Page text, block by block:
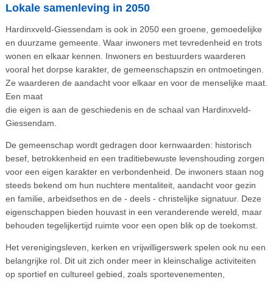
Lokale samenleving in 2050
Hardinxveld-Giessendam is ook in 2050 een groene, gemoedelijke
en duurzame gemeente. Waar inwoners met tevredenheid en trots
wonen en elkaar kennen. Inwoners en bestuurders waarderen
vooral het dorpse karakter, de gemeenschapszin en ontmoetingen.
Ze waarderen de aandacht voor elkaar en voor de menselijke maat.
Een maat
die eigen is aan de geschiedenis en de schaal van Hardinxveld-
Giessendam.
De gemeenschap wordt gedragen door kernwaarden: historisch
besef, betrokkenheid en een traditiebewuste levenshouding zorgen
voor een eigen karakter en verbondenheid. De inwoners staan nog
steeds bekend om hun nuchtere mentaliteit, aandacht voor gezin
en familie, arbeidsethos en de - deels - christelijke signatuur. Deze
eigenschappen bieden houvast in een veranderende wereld, maar
behouden tegelijkertijd ruimte voor een open blik op de toekomst.
Het verenigingsleven, kerken en vrijwilligerswerk spelen ook nu een
belangrijke rol. Dit uit zich onder meer in kleinschalige activiteiten
op sportief en cultureel gebied, zoals sportevenementen,